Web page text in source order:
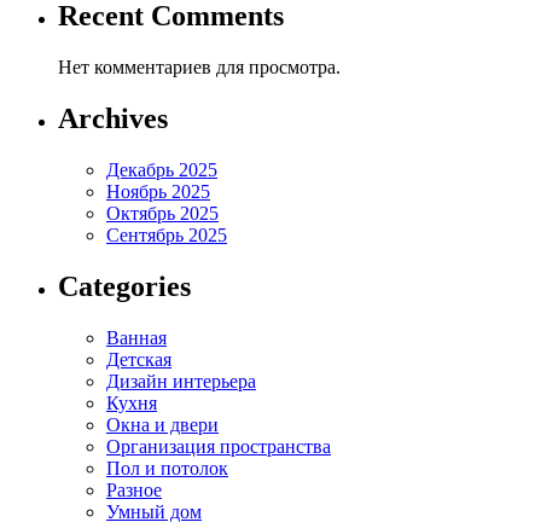
Recent Comments
Нет комментариев для просмотра.
Archives
Декабрь 2025
Ноябрь 2025
Октябрь 2025
Сентябрь 2025
Categories
Ванная
Детская
Дизайн интерьера
Кухня
Окна и двери
Организация пространства
Пол и потолок
Разное
Умный дом